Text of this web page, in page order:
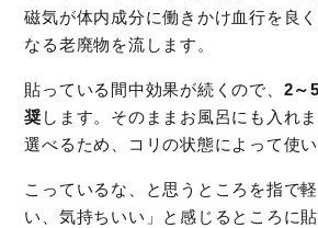
磁気が体内成分に働きかけ血行を良
なる老廃物を流します。
貼っている間中効果が続くので、 2～
奨 します。そのままお風呂にも入れ
選べるため、コリの状態によって使い
こっているな、と思うところを指で
い、気持ちいい」と感じるところに